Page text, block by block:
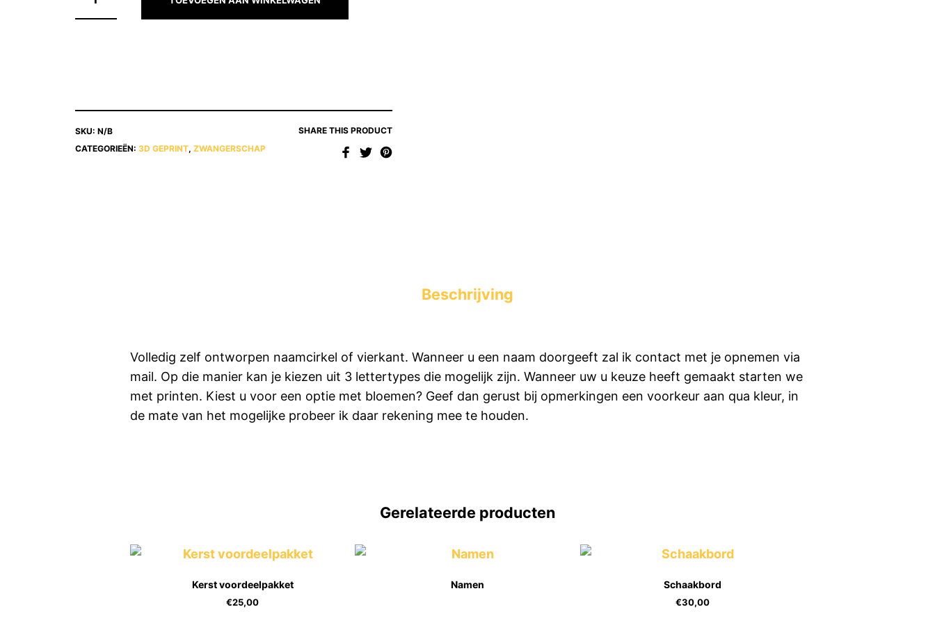
SKU: N/B
CATEGORIEËN: 3D GEPRINT, ZWANGERSCHAP
SHARE THIS PRODUCT
Beschrijving
Volledig zelf ontworpen naamcirkel of vierkant. Wanneer u een naam doorgeeft zal ik contact met je opnemen via
mail. Op die manier kan je kiezen uit 3 lettertypes die mogelijk zijn. Wanneer uw u keuze heeft gemaakt starten we
met printen. Kiest u voor een optie met bloemen? Geef dan gerust bij opmerkingen een voorkeur aan qua kleur, in
de mate van het mogelijke probeer ik daar rekening mee te houden.
Gerelateerde producten
Kerst voordeelpakket
€25,00
Namen Schaakbord
€30,00